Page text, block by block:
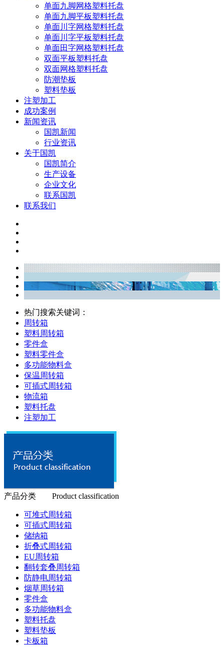
单面九脚网格塑料托盘
单面九脚平板塑料托盘
单面川字网格塑料托盘
单面川字平板塑料托盘
单面田字网格塑料托盘
双面平板塑料托盘
双面网格塑料托盘
防潮垫板
塑料垫板
注塑加工
成功案例
新闻资讯
国凯新闻
行业资讯
关于国凯
国凯简介
生产设备
企业文化
联系国凯
联系我们
热门搜索关键词：
周转箱
塑料周转箱
零件盒
塑料零件盒
多功能物料盒
保温周转箱
可插式周转箱
物流箱
塑料托盘
注塑加工
产品分类 Product classification
可堆式周转箱
可插式周转箱
储纳箱
折叠式周转箱
EU周转箱
翻转套叠周转箱
防静电周转箱
烟草周转箱
零件盒
多功能物料盒
塑料托盘
塑料垫板
卡板箱